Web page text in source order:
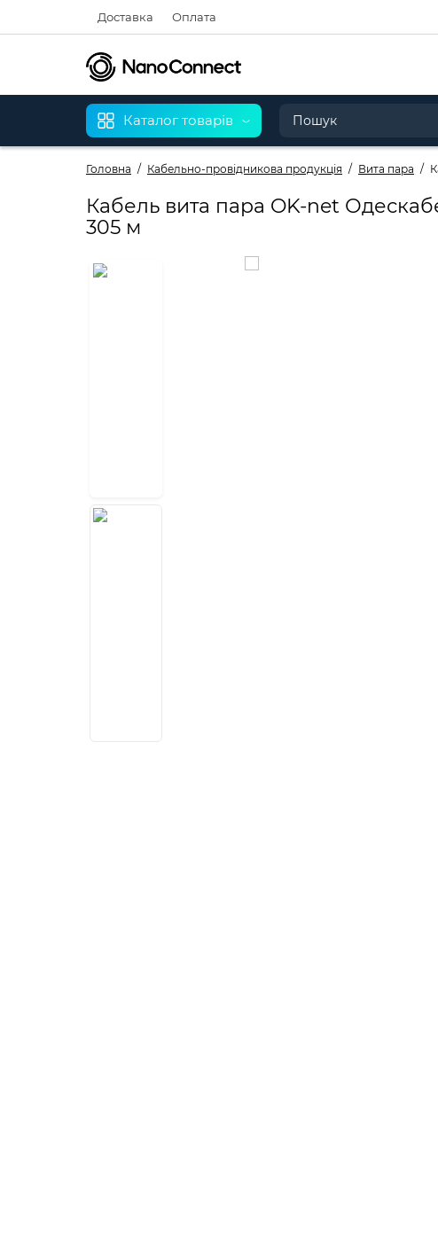
Доставка Оплата
Каталог товарів
Головна Кабельно-провідникова продукція Вита пара
Кабель вита пара OK-net
305 м